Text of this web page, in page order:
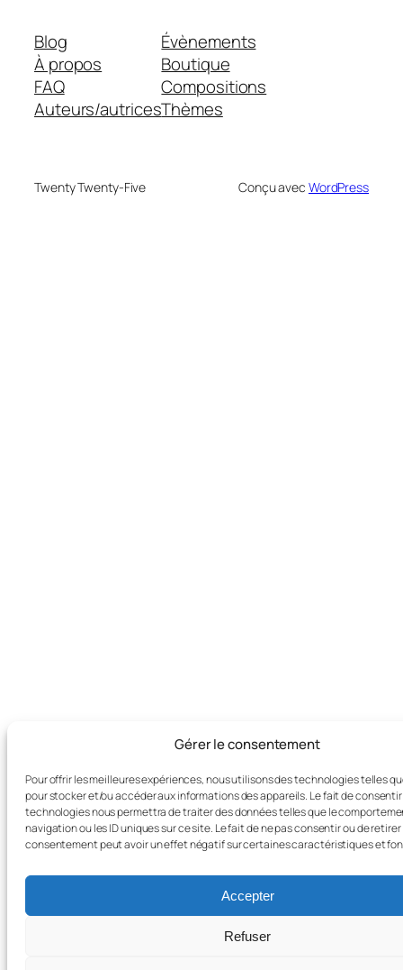
Gérer le consentement
Pour offrir les meilleures expériences, nous utilisons des technologies telles
pour stocker et/ou accéder aux informations des appareils. Le fait de
technologies nous permettra de traiter des données telles que le
navigation ou les ID uniques sur ce site. Le fait de ne pas consentir ou de retirer
consentement peut avoir un effet négatif sur certaines caractéristiques et
Accepter
Refuser
Blog
À propos
FAQ
Auteurs/autrices
Évènements
Boutique
Compositions
Thèmes
Twenty Twenty-Five Conçu avec WordPress